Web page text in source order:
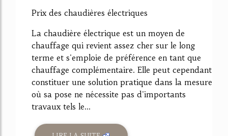
Prix des chaudières électriques
La chaudière électrique est un moyen de
chauffage qui revient assez cher sur le long
terme et s'emploie de préférence en tant que
chauffage complémentaire. Elle peut cependant
constituer une solution pratique dans la mesure
où sa pose ne nécessite pas d'importants
travaux tels le...